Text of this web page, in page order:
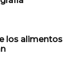
los alimentos